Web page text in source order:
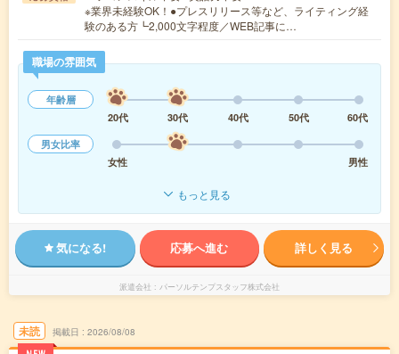
※業界未経験OK！●プレスリリース等など、ライティング経
験のある方┗2,000文字程度／WEB記事に…
職場の雰囲気
年齢層
20代
30代 40代 50代
60代
男女比率
女性
男性
もっと見る
気になる! 応募へ進む 詳しく見る
派遣会社 パーソルテンプスタッフ株式会社
未読 掲載日 2026/08/08